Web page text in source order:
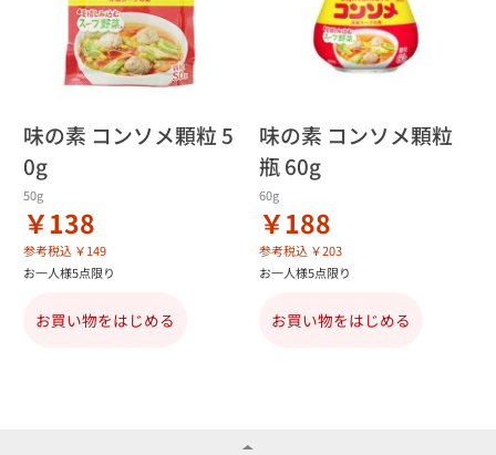
味の素 コンソメ顆粒 5
0g
50g
￥138
参考税込 ￥149
お一人様5点限り
お買い物をはじめる
味の素 コンソメ顆粒
瓶 60g
60g
￥188
参考税込 ￥203
お一人様5点限り
お買い物をはじめる